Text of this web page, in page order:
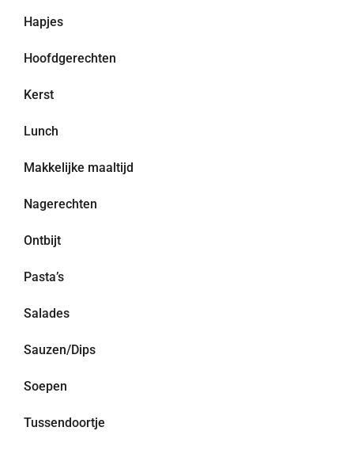
Hapjes
Hoofdgerechten
Kerst
Lunch
Makkelijke maaltijd
Nagerechten
Ontbijt
Pasta’s
Salades
Sauzen/Dips
Soepen
Tussendoortje